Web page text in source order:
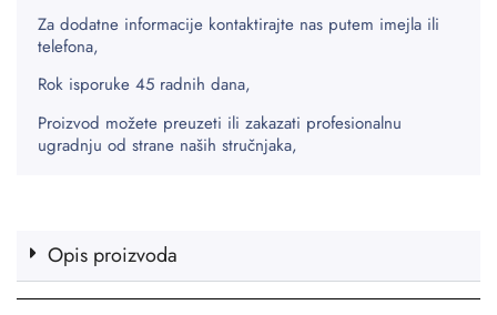
Za dodatne informacije kontaktirajte nas putem imejla ili
telefona,
Rok isporuke 45 radnih dana,
Proizvod možete preuzeti ili zakazati profesionalnu
ugradnju od strane naših stručnjaka,
Opis proizvoda